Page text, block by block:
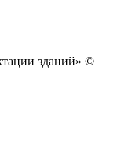
зданий» ©